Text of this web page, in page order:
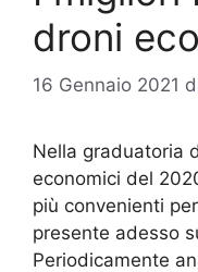
droni
16 Gennaio 2021
Nella graduatoria
economici del
più convenienti
presente adesso
Periodicamente